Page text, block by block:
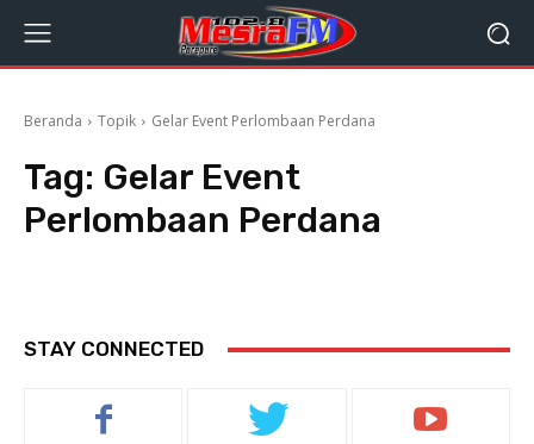
Beranda Topik Gelar Event Perlombaan Perdana
Tag: Gelar Event
Perlombaan Perdana
STAY CONNECTED